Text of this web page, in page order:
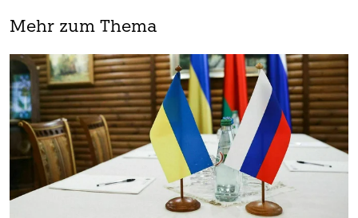
Mehr zum Thema